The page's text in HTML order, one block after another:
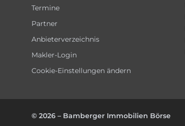
Termine
Partner
Anbieterverzeichnis
Makler-Login
Cookie-Einstellungen ändern
© 2026 – Bamberger Immobilien Börse